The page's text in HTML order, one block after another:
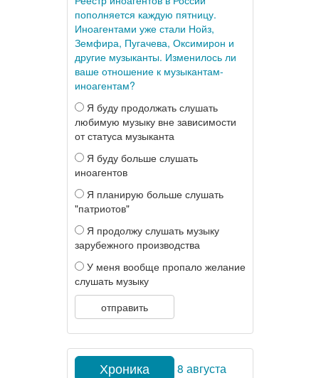
пополняется каждую пятницу.
Иноагентами уже стали Нойз,
Земфира, Пугачева, Оксимирон и
другие музыканты. Изменилось ли
ваше отношение к музыкантам-
иноагентам?
Я буду продолжать слушать
любимую музыку вне зависимости
от статуса музыканта
Я буду больше слушать
иноагентов
Я планирую больше слушать
"патриотов"
Я продолжу слушать музыку
зарубежного производства
У меня вообще пропало желание
слушать музыку
отправить
Хроника 8 августа